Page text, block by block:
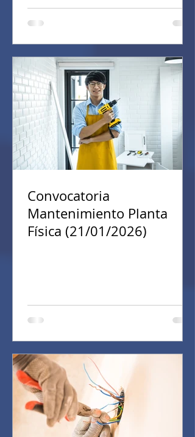
Convocatoria
Mantenimiento Planta
Física (21/01/2026)